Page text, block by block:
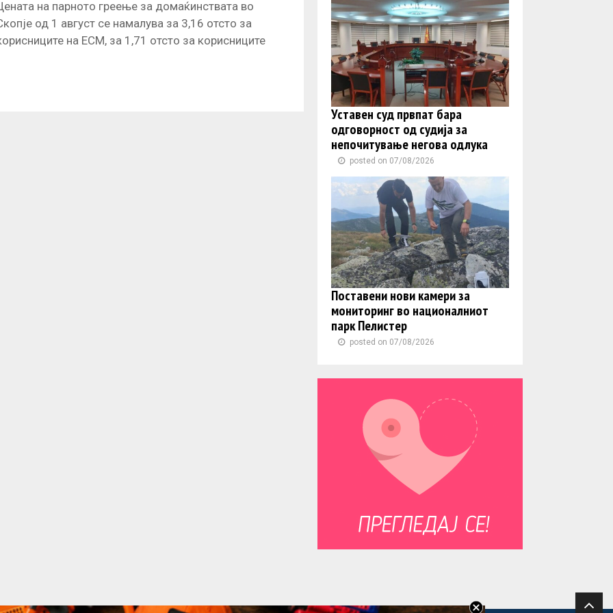
на парното греење за домаќинствата во
од 1 август се намалува за 3,16 отсто за
на ЕСМ, за 1,71 отсто за корисниците
Уставен суд првпат бара
одговорност од судија за
непочитување негова одлука
posted on 07/08/2026
Поставени нови камери за
мониторинг во националниот
парк Пелистер
posted on 07/08/2026